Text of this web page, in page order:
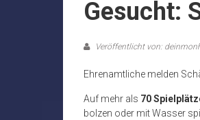
Gesucht:
Veröffentlicht von:
Ehrenamtliche melden
Auf mehr als 70
bolzen oder mit Wasser